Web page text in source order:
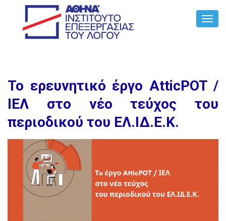
Το ερευνητικό έργο AtticPOT /
ΙΕΛ στο νέο τεύχος του
περιοδικού του ΕΛ.ΙΔ.Ε.Κ.